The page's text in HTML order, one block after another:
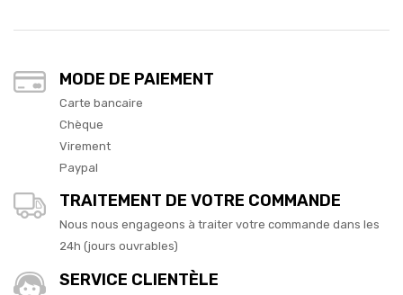
MODE DE PAIEMENT
Carte bancaire
Chèque
Virement
Paypal
TRAITEMENT DE VOTRE COMMANDE
Nous nous engageons à traiter votre commande dans les
24h (jours ouvrables)
SERVICE CLIENTÈLE